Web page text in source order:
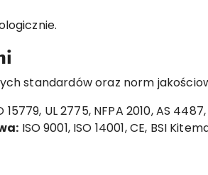
standardów oraz norm
15779, UL 2775, NFPA 2010, AS
ISO 9001, ISO 14001, CE, BSI